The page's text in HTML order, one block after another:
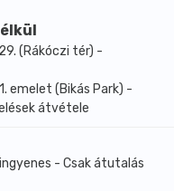
30 g port érdemes
összekeverni,
2 érett banán is
kombinációja
keveréknek, ezért
is jól használható. A
praktikus megoldást
(Rákóczi tér) -
emelet (Bikás Park) -
átvétele
- Csak átutalás